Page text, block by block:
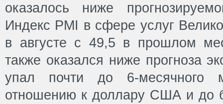
оказалось ниже
Индекс PMI в сфере услуг
в августе с 49,5 в прошлом
также оказался ниже прогноза
упал почти до 6-месячного
отношению к доллару США и до